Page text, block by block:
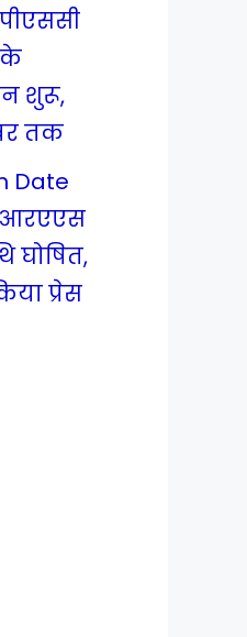
के
शुरू,
तक
Date
आरएएस
घोषित,
प्रेस